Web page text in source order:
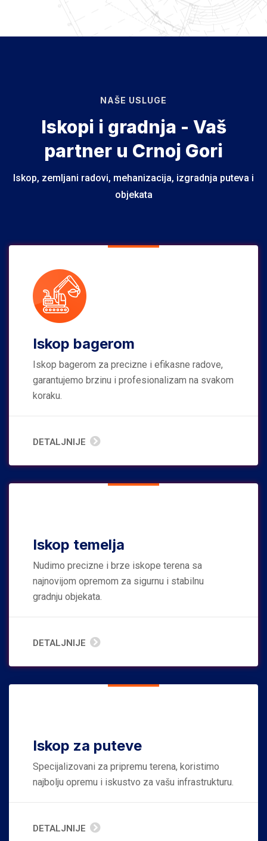
NAŠE USLUGE
Iskopi i gradnja - Vaš
partner u Crnoj Gori
Iskop, zemljani radovi, mehanizacija, izgradnja puteva i
objekata
Iskop bagerom
Iskop bagerom za precizne i efikasne radove,
garantujemo brzinu i profesionalizam na svakom
koraku.
DETALJNIJE
Iskop temelja
Nudimo precizne i brze iskope terena sa
najnovijom opremom za sigurnu i stabilnu
gradnju objekata.
DETALJNIJE
Iskop za puteve
Specijalizovani za pripremu terena, koristimo
najbolju opremu i iskustvo za vašu infrastrukturu.
DETALJNIJE